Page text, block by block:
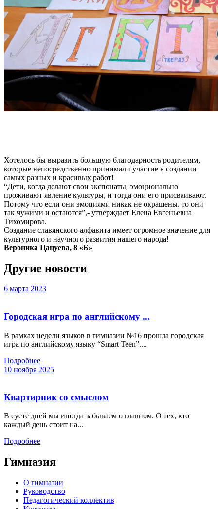
Хотелось бы выразить большую благодарность родителям,
которые непосредственно принимали участие в создании
самых разных и красивых работ!
“Дети, когда делают свои экспонаты, эмоционально
проживают явление культуры, и тогда они его присваивают.
Потому что если они эмоциями никак не окрашены, то они
так чужими и остаются”,- утверждает Елена Евгеньевна
Тихомирова.
Создание славянского алфавита имеет огромное значение для
культурного и научного развития нашего народа!
Вероника Цацуева, 8 «Б»
Другие новости
6 марта 2023
Городская игра по английскому ...
В рамках недели языков в гимназии №16 прошла городская
игра по английскому языку “Smart Teen”....
Подробнее
10 ноября 2025
Квартирник со смыслом
В суете дней мы иногда забываем о главном. О тех, кто
каждый день стоит на...
Подробнее
Гимназия
О гимназии
Руководство
Педагогический коллектив